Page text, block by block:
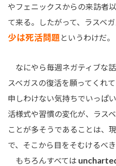
やフェニックスからの来訪者
て来る。したがって、ラスベ
少は死活問題 というわけだ。
なにやら毎週ネガティブな
スベガスの復活を願ってくれ
申しわけない気持ちでいっぱ
活様式や習慣の変化が、ラス
ことが多そうであることは、
で、そこから目をそむけるべき
もちろんすべては